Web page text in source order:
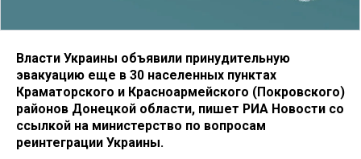
Власти Украины объявили принудительную
эвакуацию еще в 30 населенных пунктах
Краматорского и Красноармейского (Покровского)
районов Донецкой области, пишет РИА Новости со
ссылкой на министерство по вопросам
реинтеграции Украины.